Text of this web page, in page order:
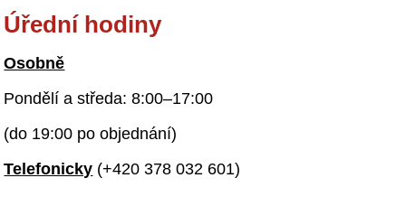
Úřední hodiny
Osobně
Pondělí a středa: 8:00–17:00
(do 19:00 po objednání)
Telefonicky (+420 378 032 601)